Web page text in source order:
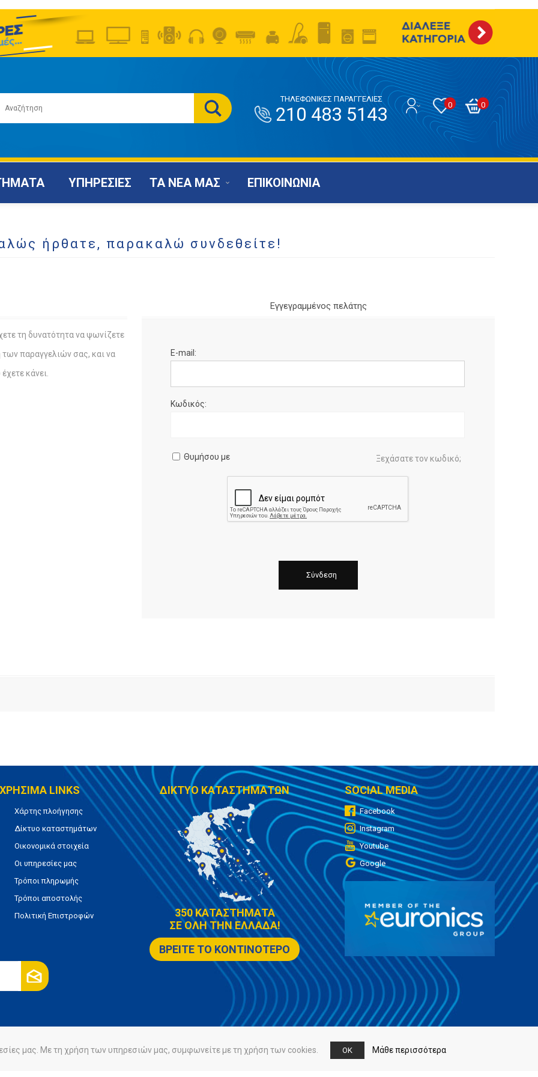
0
0
ΤΗΛΕΦΩΝΙΚΕΣ ΠΑΡΑΓΓΕΛΙΕΣ
210 483 5143
ΥΠΗΡΕΣΙΕΣ ΤΑ ΝΕΑ ΜΑΣ ΕΠΙΚΟΙΝΩΝΙΑ
ήρθατε, παρακαλώ συνδεθείτε!
τη δυνατότητα να ψωνίζετε
των παραγγελιών σας, και να
κάνει.
Εγγεγραμμένος πελάτης
E-mail:
Κωδικός:
Θυμήσου με Ξεχάσατε τον κωδικό;
ΧΡΗΣΙΜΑ LINKS
Χάρτης πλοήγησης
Δίκτυο καταστημάτων
Οικονομικά στοιχεία
Οι υπηρεσίες μας
Τρόποι πληρωμής
Τρόποι αποστολής
Πολιτική Επιστροφών
ΔΙΚΤΥΟ ΚΑΤΑΣΤΗΜΑΤΩΝ
350 ΚΑΤΑΣΤΗΜΑΤΑ
ΣΕ ΟΛΗ ΤΗΝ ΕΛΛΑΔΑ!
ΒΡΕΙΤΕ ΤΟ ΚΟΝΤΙΝΟΤΕΡΟ
SOCIAL MEDIA
Facebook
Instagram
Youtube
Google
Πολιτική Cookies
μας. Με τη χρήση των υπηρεσιών μας, συμφωνείτε με τη χρήση των cookies. OK Μάθε περισσότερα